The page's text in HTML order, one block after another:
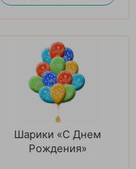
Шарики «С Днем
Рождения»